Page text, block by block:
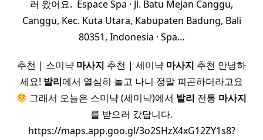
러 왔어요. ​ Espace Spa · Jl. Batu Mejan Canggu,
Canggu, Kec. Kuta Utara, Kabupaten Badung, Bali
80351, Indonesia · Spa…
추천 | 스미냑 마사지 추천 | 세미냑 마사지 추천 안녕하
세요! 발리에서 열심히 놀고 나니 정말 피곤하더라고요
그래서 오늘은 스미냑 (세미냑)에서 발리 전통 마사지
를 받으러 갔답니다.
https://maps.app.goo.gl/3o2SHzX4xG12ZY1s8?